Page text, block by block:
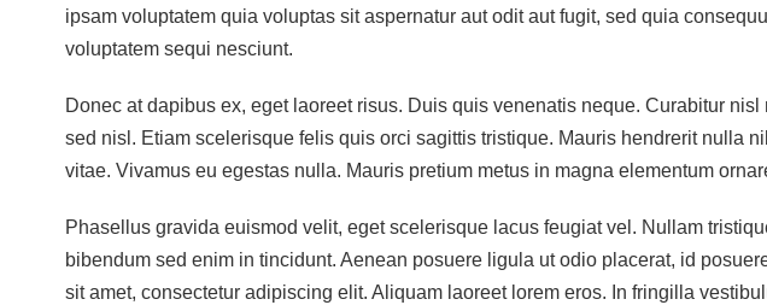
ipsam voluptatem quia voluptas sit aspernatur aut odit aut fugit, sed quia
voluptatem sequi nesciunt.
Donec at dapibus ex, eget laoreet risus. Duis quis venenatis neque. Curabitur
sed nisl. Etiam scelerisque felis quis orci sagittis tristique. Mauris hendrerit nulla
vitae. Vivamus eu egestas nulla. Mauris pretium metus in magna elementum
Phasellus gravida euismod velit, eget scelerisque lacus feugiat vel. Nullam
bibendum sed enim in tincidunt. Aenean posuere ligula ut odio placerat, id
sit amet, consectetur adipiscing elit. Aliquam laoreet lorem eros. In fringilla